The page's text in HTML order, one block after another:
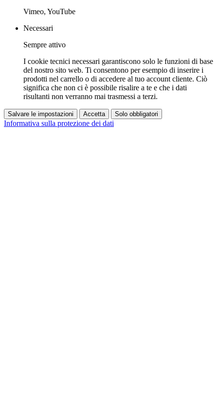
Vimeo, YouTube
Necessari
Sempre attivo
I cookie tecnici necessari garantiscono solo le funzioni di base
del nostro sito web. Ti consentono per esempio di inserire i
prodotti nel carrello o di accedere al tuo account cliente. Ciò
significa che non ci è possibile risalire a te e che i dati
risultanti non verranno mai trasmessi a terzi.
Salvare le impostazioni Accetta Solo obbligatori
Informativa sulla protezione dei dati